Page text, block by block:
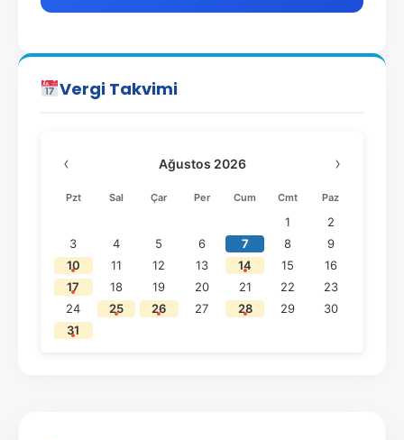
Vergi Takvimi
‹ Ağustos 2026 ›
Pzt Sal Çar Per Cum Cmt Paz
1
2
3
4 5 6 7 8
9
10
11 12 13 14 15
16
17
18 19 20 21 22
23
24
25 26 27 28 29
30
31